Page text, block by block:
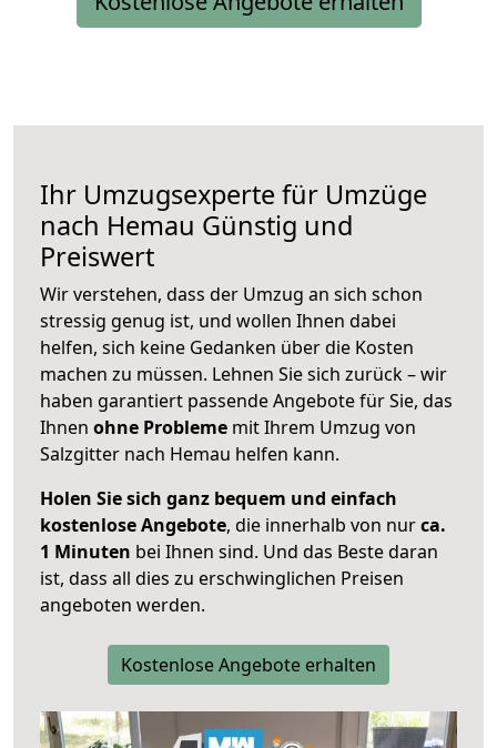
Ihr Umzugsexperte für Umzüge
nach Hemau Günstig und
Preiswert
Wir verstehen, dass der Umzug an sich schon
stressig genug ist, und wollen Ihnen dabei
helfen, sich keine Gedanken über die Kosten
machen zu müssen. Lehnen Sie sich zurück – wir
haben garantiert passende Angebote für Sie, das
Ihnen ohne Probleme mit Ihrem Umzug von
Salzgitter nach Hemau helfen kann.
Holen Sie sich ganz bequem und einfach
kostenlose Angebote, die innerhalb von nurca.
1 Minuten bei Ihnen sind. Und das Beste daran
ist, dass all dies zu erschwinglichen Preisen
angeboten werden.
Kostenlose Angebote erhalten